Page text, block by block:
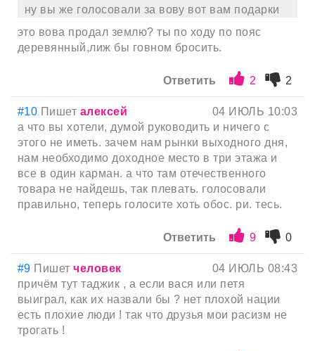
ну вы же голосовали за вову вот вам подарки
это вова продал землю? ты по ходу по пояс
деревянный,лиж бы говном бросить.
Ответить 2 2
#10 Пишет алексей
04 ИЮЛЬ 10:03
а что вы хотели, думой руководить и ничего с
этого не иметь. зачем нам рынки выходного дня,
нам необходимо доходное место в три этажа и
все в один карман. а что там отечественного
товара не найдешь, так плевать. голосовали
правильно, теперь голосите хоть обос. ри. тесь.
Ответить 9 0
#9 Пишетчеловек
04 ИЮЛЬ 08:43
причём тут таджик , а если вася или петя
выиграл, как их назвали бы ? нет плохой нации
есть плохие люди ! так что друзья мои расизм не
трогать !